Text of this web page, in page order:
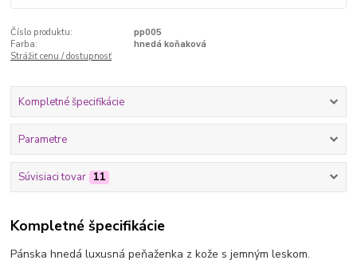
Číslo produktu:
pp005
Farba:
hnedá koňaková
Strážiť cenu / dostupnosť
Kompletné špecifikácie
Parametre
Súvisiaci tovar 11
Kompletné špecifikácie
Pánska hnedá luxusná peňaženka z kože s jemným leskom.